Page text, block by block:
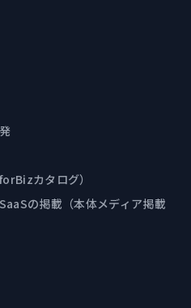
カタログ）
の掲載（本体メディア掲載